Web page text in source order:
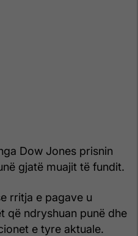
Dow Jones prisnin
gjatë muajit të fundit.
rritja e pagave u
që ndryshuan punë dhe
e tyre aktuale.